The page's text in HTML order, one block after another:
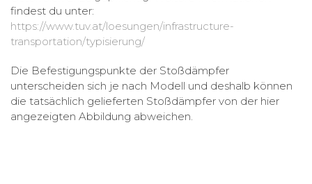
findest du unter:
https://www.tuv.at/loesungen/infrastructure-
transportation/typisierung/
Die Befestigungspunkte der Stoßdämpfer
unterscheiden sich je nach Modell und deshalb können
die tatsächlich gelieferten Stoßdämpfer von der hier
angezeigten Abbildung abweichen.